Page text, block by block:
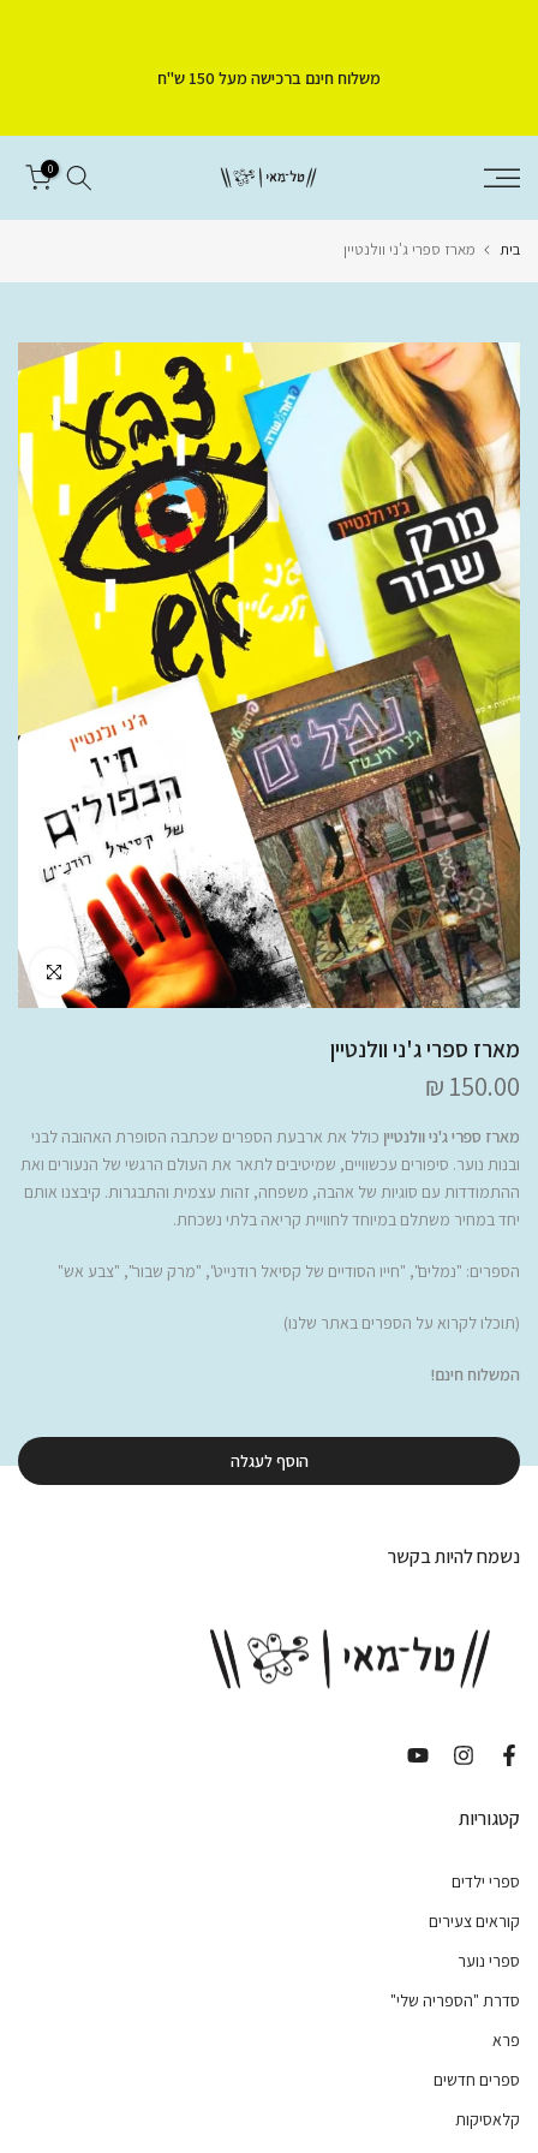
משלוח חינם ברכישה מעל 150 ש"ח
0
בית מארז ספרי ג'ני וולנטיין
לחץ להגדלה
מארז ספרי ג'ני וולנטיין
150.00 ₪
מארז ספרי ג'ני וולנטיין כולל את ארבעת הספרים שכתבה הסופרת האהובה לבני
ובנות נוער. סיפורים עכשוויים, שמיטיבים לתאר את העולם הרגשי של הנעורים ואת
ההתמודדות עם סוגיות של אהבה, משפחה, זהות עצמית והתבגרות. קיבצנו אותם
יחד במחיר משתלם במיוחד לחוויית קריאה בלתי נשכחת.
הספרים: "נמלים", "חייו הסודיים של קסיאל רודנייט", "מרק שבור", "צבע אש"
(תוכלו לקרוא על הספרים באתר שלנו)
המשלוח חינם!
הוסף לעגלה
נשמח להיות בקשר
קטגוריות
ספרי ילדים
קוראים צעירים
ספרי נוער
סדרת "הספריה שלי"
פרא
ספרים חדשים
קלאסיקות